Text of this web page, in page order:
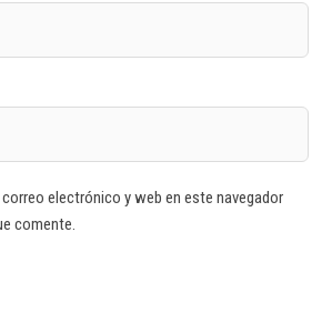
electrónico y web en este navegador
comente.